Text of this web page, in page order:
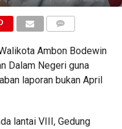
Ambon Bodewin
Dalam Negeri guna
laporan bukan April
lantai VIII, Gedung